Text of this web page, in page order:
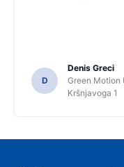
D
Denis Greci
Green Motion
Kršnjavoga 1